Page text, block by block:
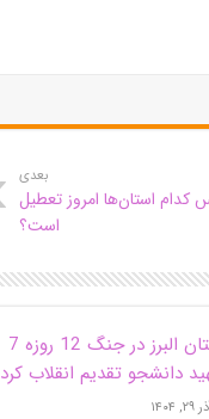
بعدی
کدام استان‌ها امروز تعطیل
است؟
استان البرز در جنگ 12 روزه 7
دانشجو تقدیم انقلاب کرد
۱۴۰۴